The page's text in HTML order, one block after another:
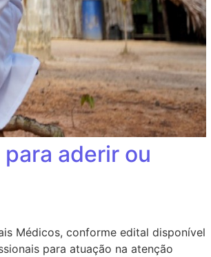
aderir ou
Médicos, conforme edital disponível
para atuação na atenção